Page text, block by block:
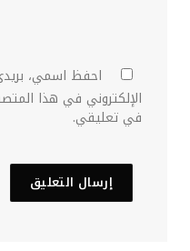
احفظ اسمي،
الإلكتروني في هذا
في تعليقي.